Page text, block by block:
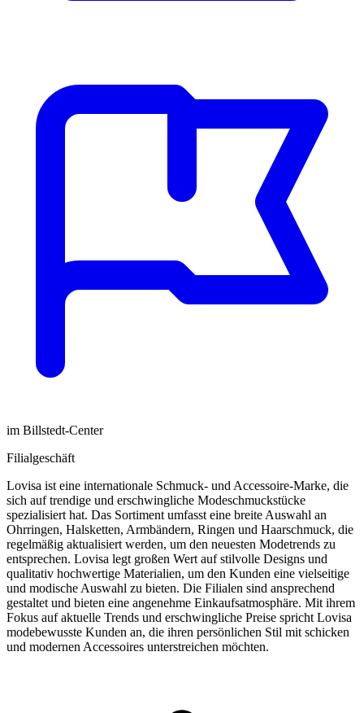
im Billstedt-Center
Filialgeschäft
Lovisa ist eine internationale Schmuck- und Accessoire-Marke, die
sich auf trendige und erschwingliche Modeschmuckstücke
spezialisiert hat. Das Sortiment umfasst eine breite Auswahl an
Ohrringen, Halsketten, Armbändern, Ringen und Haarschmuck, die
regelmäßig aktualisiert werden, um den neuesten Modetrends zu
entsprechen. Lovisa legt großen Wert auf stilvolle Designs und
qualitativ hochwertige Materialien, um den Kunden eine vielseitige
und modische Auswahl zu bieten. Die Filialen sind ansprechend
gestaltet und bieten eine angenehme Einkaufsatmosphäre. Mit ihrem
Fokus auf aktuelle Trends und erschwingliche Preise spricht Lovisa
modebewusste Kunden an, die ihren persönlichen Stil mit schicken
und modernen Accessoires unterstreichen möchten.